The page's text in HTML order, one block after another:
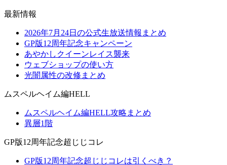
最新情報
2026年7月24日の公式生放送情報まとめ
GP版12周年記念キャンペーン
あやかしクイーンレイス襲来
ウェブショップの使い方
光闇属性の改修まとめ
ムスペルヘイム編HELL
ムスペルヘイム編HELL攻略まとめ
異層1階
GP版12周年記念超じじコレ
GP版12周年記念超じじコレは引くべき？